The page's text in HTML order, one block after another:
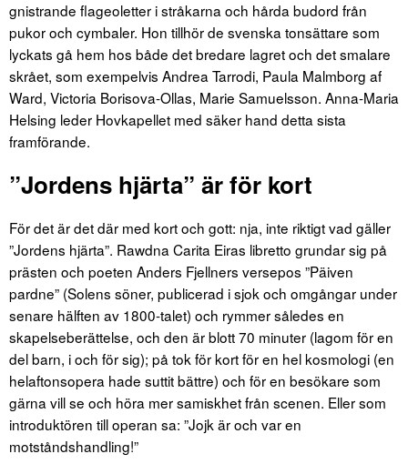
gnistrande flageoletter i stråkarna och hårda budord från
pukor och cymbaler. Hon tillhör de svenska tonsättare som
lyckats gå hem hos både det bredare lagret och det smalare
skrået, som exempelvis Andrea Tarrodi, Paula Malmborg af
Ward, Victoria Borisova-Ollas, Marie Samuelsson. Anna-Maria
Helsing leder Hovkapellet med säker hand detta sista
framförande.
”Jordens hjärta” är för kort
För det är det där med kort och gott: nja, inte riktigt vad gäller
”Jordens hjärta”. Rawdna Carita Eiras libretto grundar sig på
prästen och poeten Anders Fjellners versepos ”Päiven
pardne” (Solens söner, publicerad i sjok och omgångar under
senare hälften av 1800-talet) och rymmer således en
skapelseberättelse, och den är blott 70 minuter (lagom för en
del barn, i och för sig); på tok för kort för en hel kosmologi (en
helaftonsopera hade suttit bättre) och för en besökare som
gärna vill se och höra mer samiskhet från scenen. Eller som
introduktören till operan sa: ”Jojk är och var en
motståndshandling!”